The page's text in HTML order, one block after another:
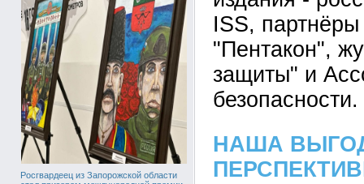
Росгвардеец из Запорожской области
ISS,
"Пентакон",
защиты" и
безопасности.
НАША